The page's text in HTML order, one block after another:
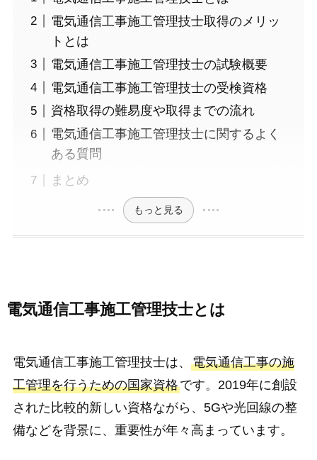
電気通信工事施工管理技士取得のメリッ
トとは
電気通信工事施工管理技士の試験概要
電気通信工事施工管理技士の受検資格
資格取得の難易度や取得までの流れ
電気通信工事施工管理技士に関するよく
ある質問
まとめ
もっと見る
電気通信工事施工管理技士とは
電気通信工事施工管理技士は、 電気通信工事の施
工管理を行うための国家資格です。2019年に創設
された比較的新しい資格ながら、5Gや光回線の整
備などを背景に、重要性が年々高まっています。